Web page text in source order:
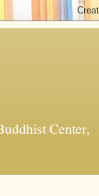
Center,